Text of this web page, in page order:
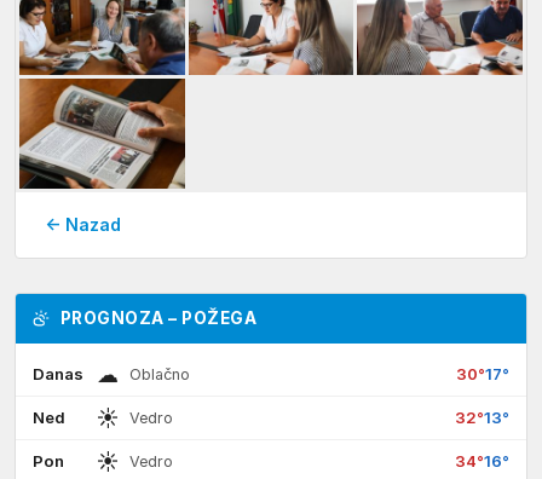
← Nazad
PROGNOZA – POŽEGA
Danas ☁ Oblačno 30°17°
Ned ☀ Vedro 32°13°
Pon ☀ Vedro 34°16°